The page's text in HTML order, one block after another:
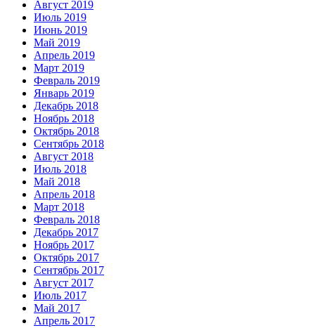
Август 2019
Июль 2019
Июнь 2019
Май 2019
Апрель 2019
Март 2019
Февраль 2019
Январь 2019
Декабрь 2018
Ноябрь 2018
Октябрь 2018
Сентябрь 2018
Август 2018
Июль 2018
Май 2018
Апрель 2018
Март 2018
Февраль 2018
Декабрь 2017
Ноябрь 2017
Октябрь 2017
Сентябрь 2017
Август 2017
Июль 2017
Май 2017
Апрель 2017